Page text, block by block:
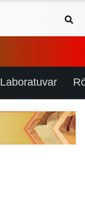
Laboratuvar